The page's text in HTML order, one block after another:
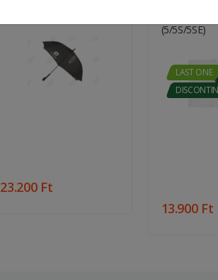
23.200 Ft
John Deere
(5/5S/5SE)
LAST ONE
13.900 Ft